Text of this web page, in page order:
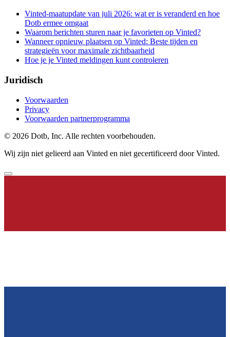
Vinted-maatupdate van juli 2026: wat er is veranderd en hoe
Dotb ermee omgaat
Waarom berichten sturen naar je favorieten op Vinted?
Wanneer opnieuw plaatsen op Vinted: Beste tijden en
strategieën voor maximale zichtbaarheid
Hoe je je Vinted meldingen kunt controleren
Juridisch
Voorwaarden
Privacy
Voorwaarden partnerprogramma
© 2026 Dotb, Inc. Alle rechten voorbehouden.
Wij zijn niet gelieerd aan Vinted en niet gecertificeerd door Vinted.